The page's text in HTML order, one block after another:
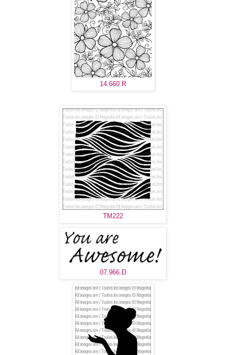
14.660.R
TM222
07.966.D